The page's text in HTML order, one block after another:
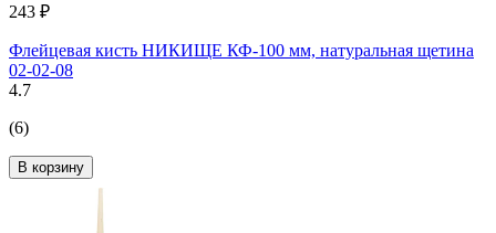
243 ₽
Флейцевая кисть НИКИЩЕ КФ-100 мм, натуральная щетина
02-02-08
4.7
(6)
В корзину